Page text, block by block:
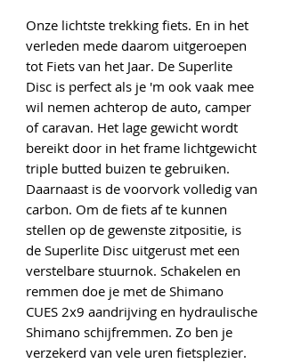
Onze lichtste trekking fiets. En in het
verleden mede daarom uitgeroepen
tot Fiets van het Jaar. De Superlite
Disc is perfect als je 'm ook vaak mee
wil nemen achterop de auto, camper
of caravan. Het lage gewicht wordt
bereikt door in het frame lichtgewicht
triple butted buizen te gebruiken.
Daarnaast is de voorvork volledig van
carbon. Om de fiets af te kunnen
stellen op de gewenste zitpositie, is
de Superlite Disc uitgerust met een
verstelbare stuurnok. Schakelen en
remmen doe je met de Shimano
CUES 2x9 aandrijving en hydraulische
Shimano schijfremmen. Zo ben je
verzekerd van vele uren fietsplezier.